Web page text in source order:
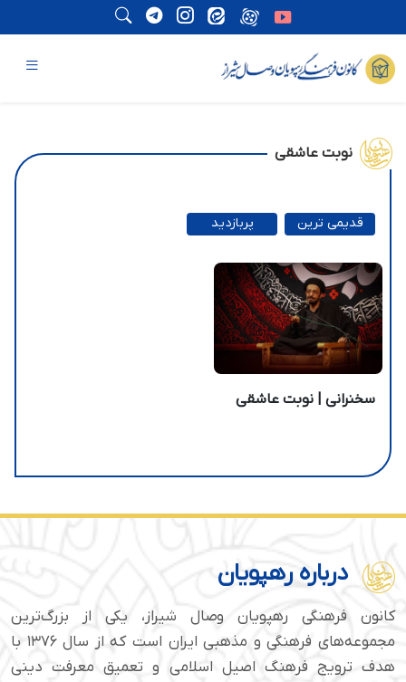
نوبت عاشقی
پربازدید
قدیمی ترین
سخنرانی | نوبت عاشقی
درباره رهپویان
کانون فرهنگی رهپویان وصال شیراز، یکی از بزرگ‌ترین
مجموعه‌های فرهنگی و مذهبی ایران است که از سال ۱۳۷۶ با
هدف ترویج فرهنگ اصیل اسلامی و تعمیق معرفت دینی